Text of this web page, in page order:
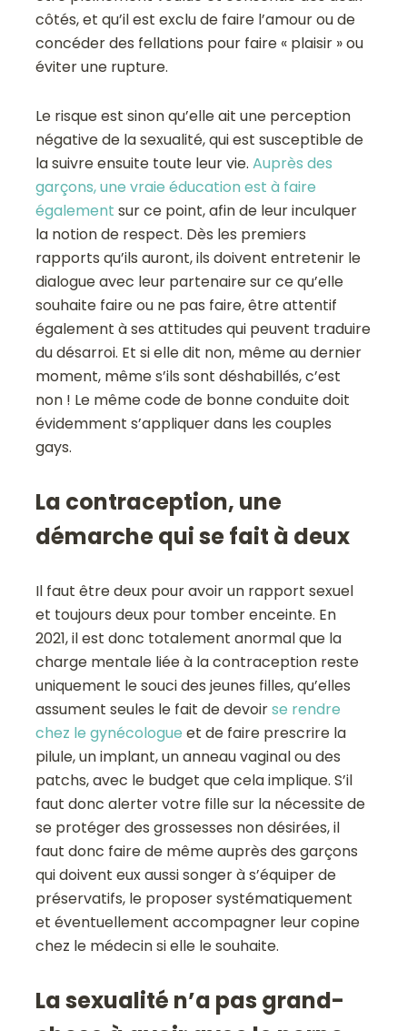
côtés, et qu’il est exclu de faire l’amour ou de
concéder des fellations pour faire « plaisir » ou
éviter une rupture.
Le risque est sinon qu’elle ait une perception
négative de la sexualité, qui est susceptible de
la suivre ensuite toute leur vie. Auprès des
garçons, une vraie éducation est à faire
également sur ce point, afin de leur inculquer
la notion de respect. Dès les premiers
rapports qu’ils auront, ils doivent entretenir le
dialogue avec leur partenaire sur ce qu’elle
souhaite faire ou ne pas faire, être attentif
également à ses attitudes qui peuvent traduire
du désarroi. Et si elle dit non, même au dernier
moment, même s’ils sont déshabillés, c’est
non ! Le même code de bonne conduite doit
évidemment s’appliquer dans les couples
gays.
La contraception, une
démarche qui se fait à deux
Il faut être deux pour avoir un rapport sexuel
et toujours deux pour tomber enceinte. En
2021, il est donc totalement anormal que la
charge mentale liée à la contraception reste
uniquement le souci des jeunes filles, qu’elles
assument seules le fait de devoirse rendre
chez le gynécologue et de faire prescrire la
pilule, un implant, un anneau vaginal ou des
patchs, avec le budget que cela implique. S’il
faut donc alerter votre fille sur la nécessite de
se protéger des grossesses non désirées, il
faut donc faire de même auprès des garçons
qui doivent eux aussi songer à s’équiper de
préservatifs, le proposer systématiquement
et éventuellement accompagner leur copine
chez le médecin si elle le souhaite.
La sexualité n’a pas grand-